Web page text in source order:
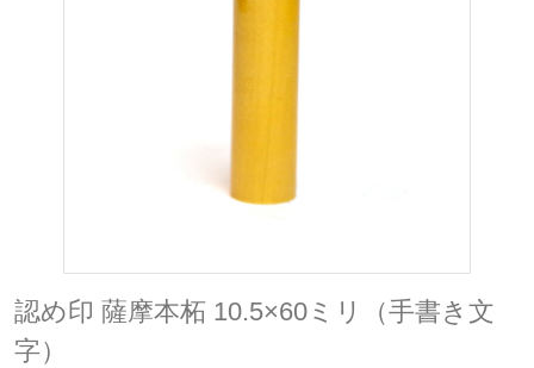
認め印 薩摩本柘 10.5×60ミリ（手書き文
字）